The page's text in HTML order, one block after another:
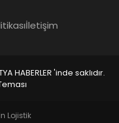
İletişim
HABERLER 'inde saklıdır.
Lojistik